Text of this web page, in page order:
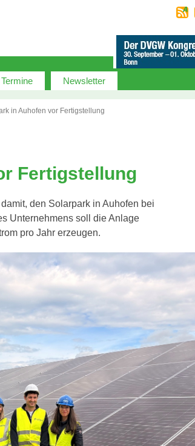
Termine Newsletter
in Auhofen vor Fertigstellung
Fertigstellung
den Solarpark in Auhofen bei
Unternehmens soll die Anlage
pro Jahr erzeugen.